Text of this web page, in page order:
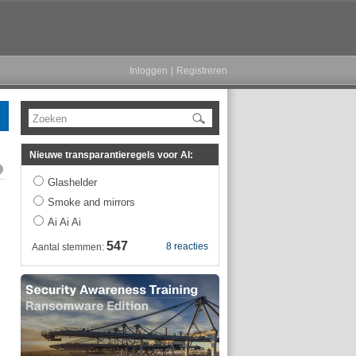
Inloggen Registreren
Zoeken
Nieuwe transparantieregels voor AI:
Glashelder
Smoke and mirrors
Ai Ai Ai
8 reacties
Aantal stemmen: 547